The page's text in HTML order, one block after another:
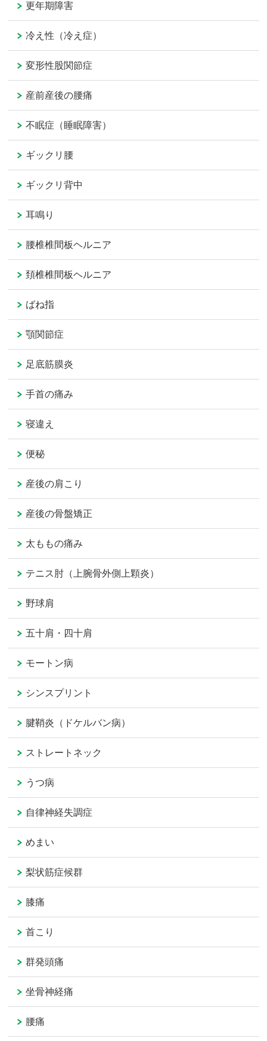
更年期障害
冷え性（冷え症）
変形性股関節症
産前産後の腰痛
不眠症（睡眠障害）
ギックリ腰
ギックリ背中
耳鳴り
腰椎椎間板ヘルニア
頚椎椎間板ヘルニア
ばね指
顎関節症
足底筋膜炎
手首の痛み
寝違え
便秘
産後の肩こり
産後の骨盤矯正
太ももの痛み
テニス肘（上腕骨外側上顆炎）
野球肩
五十肩・四十肩
モートン病
シンスプリント
腱鞘炎（ドケルバン病）
ストレートネック
うつ病
自律神経失調症
めまい
梨状筋症候群
膝痛
首こり
群発頭痛
坐骨神経痛
腰痛